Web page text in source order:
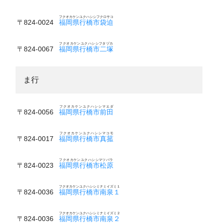
〒824-0024 福岡県行橋市袋迫
フクオカケンユクハシシフクロサコ
〒824-0067 福岡県行橋市二塚
フクオカケンユクハシシフタヅカ
ま行
〒824-0056 福岡県行橋市前田
フクオカケンユクハシシマエダ
〒824-0017 福岡県行橋市真菰
フクオカケンユクハシシマコモ
〒824-0023 福岡県行橋市松原
フクオカケンユクハシシマツバラ
〒824-0036 福岡県行橋市南泉１
フクオカケンユクハシシミナミイズミ１
〒824-0036 福岡県行橋市南泉２
フクオカケンユクハシシミナミイズミ２